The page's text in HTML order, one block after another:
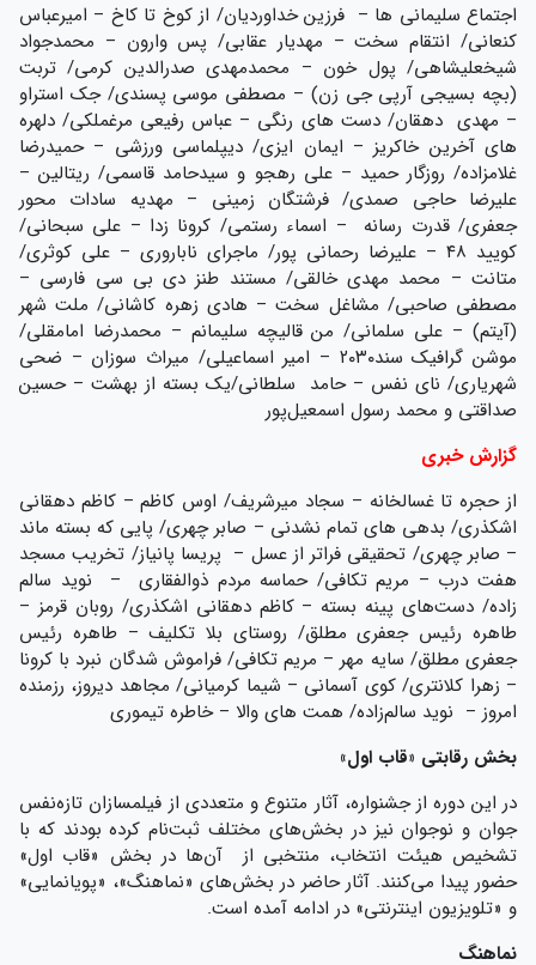
اجتماع سلیمانی ها – فرزین خداوردیان/ از کوخ تا کاخ – امیرعباس
کنعانی/ انتقام سخت – مهدیار عقابی/ پس وارون – محمدجواد
شیخعلیشاهی/ پول خون – محمدمهدی صدرالدین کرمی/ تربت
(بچه بسیجی آرپی جی زن) – مصطفی موسی پسندی/ جک استراو
– مهدی دهقان/ دست های رنگی – عباس رفیعی مرغملکی/ دلهره
های آخرین خاکریز – ایمان ایزی/ دیپلماسی ورزشی – حمیدرضا
غلامزاده/ روزگار حمید – علی رهجو و سیدحامد قاسمی/ ریتالین –
علیرضا حاجی صمدی/ فرشتگان زمینی – مهدیه سادات محور
جعفری/ قدرت رسانه – اسماء رستمی/ کرونا زدا – علی سبحانی/
کویید ۴۸ – علیرضا رحمانی پور/ ماجرای ناباروری – علی کوثری/
متانت – محمد مهدی خالقی/ مستند طنز دی بی سی فارسی –
مصطفی صاحبی/ مشاغل سخت – هادی زهره کاشانی/ ملت شهر
(آیتم) – علی سلمانی/ من قالیچه سلیمانم – محمدرضا امامقلی/
موشن گرافیک سند۲۰۳۰ – امیر اسماعیلی/ میراث سوزان – ضحی
شهریاری/ نای نفس – حامد سلطانی/یک بسته از بهشت – حسین
صداقتی و محمد رسول اسمعیل‌پور
گزارش خبری
از حجره تا غسالخانه – سجاد میرشریف/ اوس کاظم – کاظم دهقانی
اشکذری/ بدهی های تمام نشدنی – صابر چهری/ پایی که بسته ماند
– صابر چهری/ تحقیقی فراتر از عسل – پریسا پانیاز/ تخریب مسجد
هفت درب – مریم تکافی/ حماسه مردم ذوالفقاری – نوید سالم
زاده/ دست‌های پینه بسته – کاظم دهقانی اشکذری/ روبان قرمز –
طاهره رئیس جعفری مطلق/ روستای بلا تکلیف – طاهره رئیس
جعفری مطلق/ سایه مهر – مریم تکافی/ فراموش شدگان نبرد با کرونا
– زهرا کلانتری/ کوی آسمانی – شیما کرمیانی/ مجاهد دیروز، رزمنده
امروز – نوید سالم‌زاده/ همت های والا – خاطره تیموری
بخش رقابتی «قاب اول»
در این دوره از جشنواره، آثار متنوع و متعددی از فیلمسازان تازه‌نفس
جوان و نوجوان نیز در بخش‌های مختلف ثبت‌نام کرده‌ بودند که با
تشخیص هیئت انتخاب، منتخبی از آن‌ها در بخش «قاب اول»
حضور پیدا می‌کنند. آثار حاضر در بخش‌های «نماهنگ»، «پویانمایی»
و «تلویزیون اینترنتی» در ادامه آمده است.
نماهنگ